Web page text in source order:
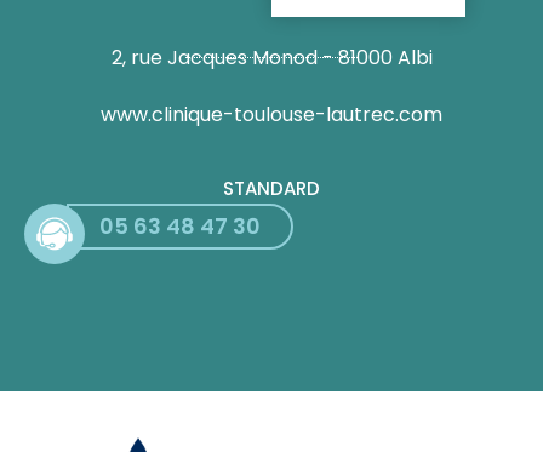
2, rue Jacques Monod - 81000 Albi
www.clinique-toulouse-lautrec.com
STANDARD
05 63 48 47 30